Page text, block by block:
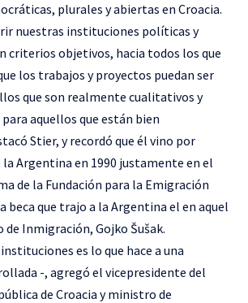
plurales y abiertas en Croacia.
nuestras instituciones políticas y
criterios objetivos, hacia todos los que
los trabajos y proyectos puedan ser
que son realmente cualitativos y
aquellos que están bien
Stier, y recordó que él vino por
la Argentina en 1990 justamente en el
de la Fundación para la Emigración
beca que trajo a la Argentina el en aquel
Inmigración, Gojko Šušak.
es lo que hace a una
-, agregó el vicepresidente del
de Croacia y ministro de